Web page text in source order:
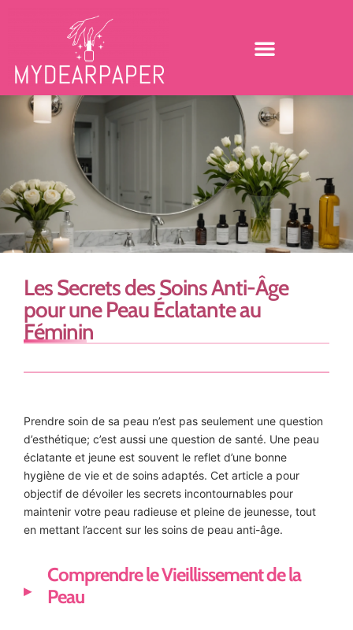
Les Secrets des Soins Anti-Âge
pour une Peau Éclatante au
Féminin
Prendre soin de sa peau n’est pas seulement une question
d’esthétique; c’est aussi une question de santé. Une peau
éclatante et jeune est souvent le reflet d’une bonne
hygiène de vie et de soins adaptés. Cet article a pour
objectif de dévoiler les secrets incontournables pour
maintenir votre peau radieuse et pleine de jeunesse, tout
en mettant l’accent sur les soins de peau anti-âge.
Comprendre le Vieillissement de la
Peau